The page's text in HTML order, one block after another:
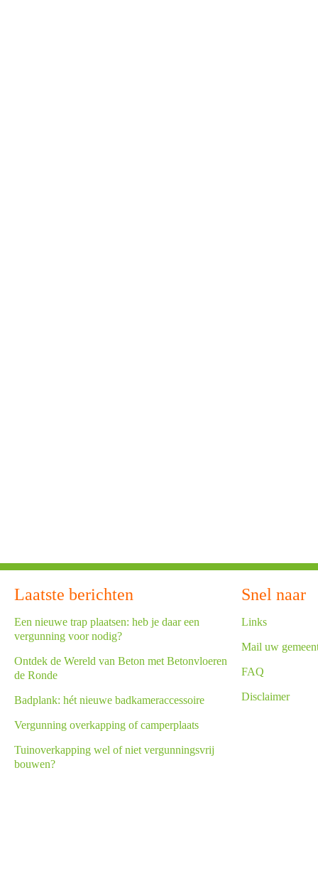
Laatste berichten
Een nieuwe trap plaatsen: heb je daar een
vergunning voor nodig?
Ontdek de Wereld van Beton met Betonvloeren
de Ronde
Badplank: hét nieuwe badkameraccessoire
Vergunning overkapping of camperplaats
Tuinoverkapping wel of niet vergunningsvrij
bouwen?
Snel naar
Links
Mail uw
FAQ
Disclaimer